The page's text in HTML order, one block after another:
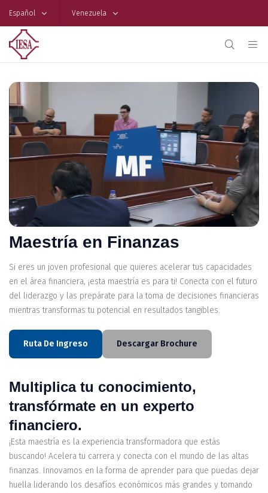
Español Venezuela
Maestría en Finanzas
Si eres un joven profesional que quieres acelerar tus capacidades
en el área financiera, ¡esta maestría es para ti! Conecta con el futuro
del liderazgo y las prepárate para la toma de decisiones financieras
mientras transformas tu potencial en resultados tangibles.
Ruta De Ingreso Descargar Brochure
Multiplica tu conocimiento,
transfórmate en un experto
financiero.
¡Esta maestría es la experiencia transformadora que estás
buscando! Acelera tu carrera y conecta con el mundo de las altas
finanzas. Innovamos en la forma de aprender para que puedas dejar
huella liderando los desafíos económicos más grandes y tomando